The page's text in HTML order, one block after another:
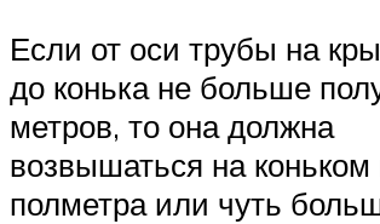
Если от оси трубы на
до конька не больше
метров, то она должна
возвышаться на коньком
полметра или чуть